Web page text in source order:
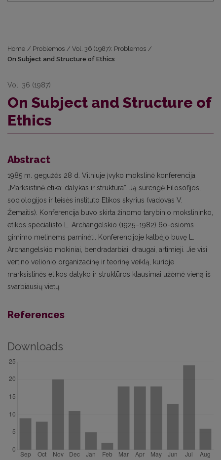
Home / Problemos / Vol. 36 (1987): Problemos /
On Subject and Structure of Ethics
Vol. 36 (1987)
On Subject and Structure of
Ethics
Abstract
1985 m. gegužės 28 d. Vilniuje įvyko mokslinė konferencija
„Marksistinė etika: dalykas ir struktūra“. Ją surengė Filosofijos,
sociologijos ir teisės instituto Etikos skyrius (vadovas V.
Žemaitis). Konferencija buvo skirta žinomo tarybinio mokslininko,
etikos specialisto L. Archangelskio (1925–1982) 60-osioms
gimimo metinėms paminėti. Konferencijoje kalbėjo buvę L.
Archangelskio mokiniai, bendradarbiai, draugai, artimieji. Jie visi
vertino velionio organizacinę ir teorinę veiklą, kurioje
marksistinės etikos dalyko ir struktūros klausimai užėmė vieną iš
svarbiausių vietų.
References
Downloads